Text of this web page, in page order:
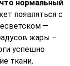
нормальный
появляться с
—
жары –
успешно
ткани,